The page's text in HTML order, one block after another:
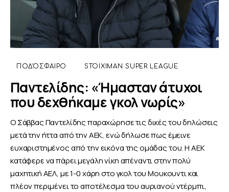
ΠΟΔΌΣΦΑΙΡΟ STOIXIMAN SUPER LEAGUE
Παντελίδης: «Ήμασταν άτυχοι
που δεχθήκαμε γκολ νωρίς»
Ο Σάββας Παντελίδης παραχώρησε τις δικές του δηλώσεις
μετά την ήττα από την ΑΕΚ, ενώ δήλωσε πως έμεινε
ευχαριστημένος από την εικόνα της ομάδας του. Η ΑΕΚ
κατάφερε να πάρει μεγάλη νίκη απέναντι στην πολύ
μαχητική ΑΕΛ, με 1-0 χάρη στο γκολ του Μουκουντι και
πλέον περιμένει το αποτέλεσμα του αυριανού ντέρμπι,